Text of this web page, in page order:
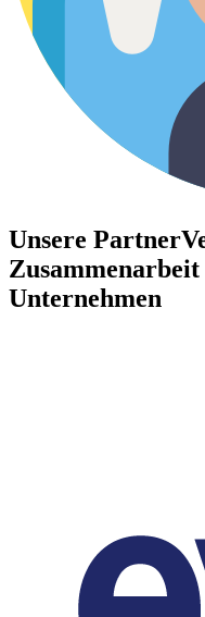
Unsere Partner
Zusammenarbeit
Unternehmen